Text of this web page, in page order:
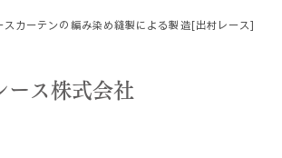
カーテンの編み染め縫製による製造[出村レース]
ース株式会社